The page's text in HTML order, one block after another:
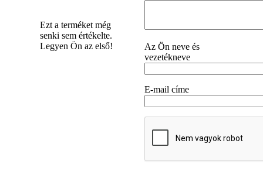
Ezt a terméket még
senki sem értékelte.
Legyen Ön az első!
Az Ön neve és
vezetékneve
E-mail címe